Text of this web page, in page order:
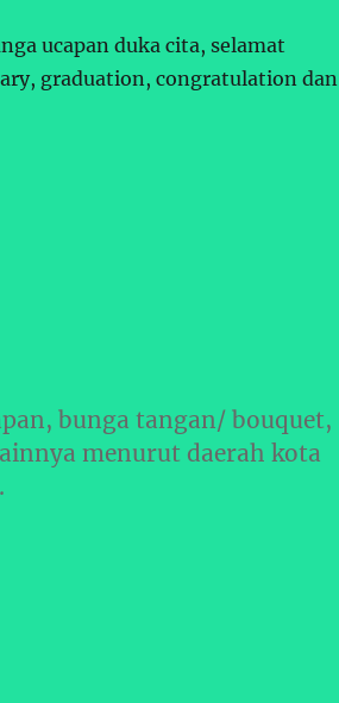
ucapan duka cita, selamat
graduation, congratulation dan
bunga tangan/ bouquet,
menurut daerah kota